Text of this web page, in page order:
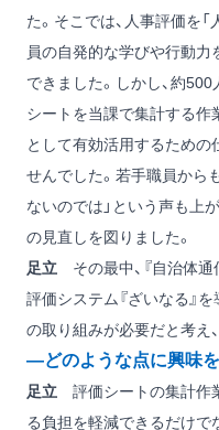
た。そこでは、人事評価を
員の自発的な学びや行動
できました。しかし、約
シートを当課で集計する作
として有効活用するための
せんでした。若手職員から
ないのでは」という声も上
の見直しを図りました。
足立 その最中、『自治体
評価システム『ざいなる』
の取り組みが必要だと考え
―どのような点に興味を
足立 評価シートの集計作
る負担を軽減できるだけで